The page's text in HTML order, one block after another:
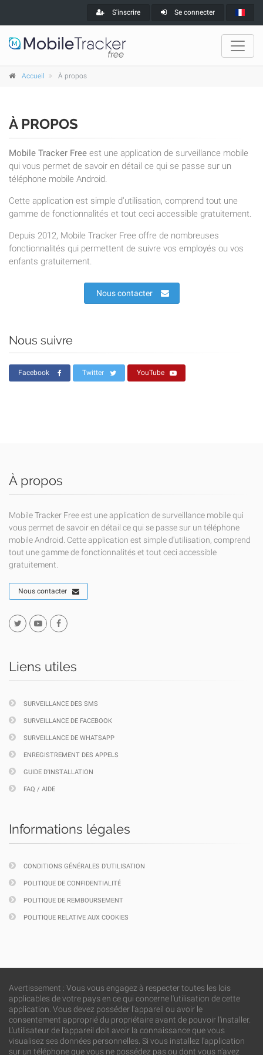
S'inscrire Se connecter
Accueil À propos
À PROPOS
Mobile Tracker Free est une application de surveillance mobile
qui vous permet de savoir en détail ce qui se passe sur un
téléphone mobile Android.
Cette application est simple d'utilisation, comprend tout une
gamme de fonctionnalités et tout ceci accessible gratuitement.
Depuis 2012, Mobile Tracker Free offre de nombreuses
fonctionnalités qui permettent de suivre vos employés ou vos
enfants gratuitement.
Nous contacter
Nous suivre
Facebook Twitter YouTube
À propos
Mobile Tracker Free est une application de surveillance mobile qui
vous permet de savoir en détail ce qui se passe sur un téléphone
mobile Android. Cette application est simple d'utilisation, comprend
tout une gamme de fonctionnalités et tout ceci accessible
gratuitement.
Nous contacter
Liens utiles
SURVEILLANCE DES SMS
SURVEILLANCE DE FACEBOOK
SURVEILLANCE DE WHATSAPP
ENREGISTREMENT DES APPELS
GUIDE D'INSTALLATION
FAQ / AIDE
Informations légales
CONDITIONS GÉNÉRALES D'UTILISATION
POLITIQUE DE CONFIDENTIALITÉ
POLITIQUE DE REMBOURSEMENT
POLITIQUE RELATIVE AUX COOKIES
Avertissement : Vous vous engagez à respecter toutes les lois
applicables de votre pays en ce qui concerne l'utilisation de cette
application. Vous devez posséder l'appareil ou avoir le
consentement approprié du propriétaire avant de pouvoir l'installer.
L'utilisateur de l'appareil doit avoir la connaissance que vous
visualisez ses données personnelles. Si vous installez l'application
sur un téléphone que vous ne possédez pas ou dont vous n'avez